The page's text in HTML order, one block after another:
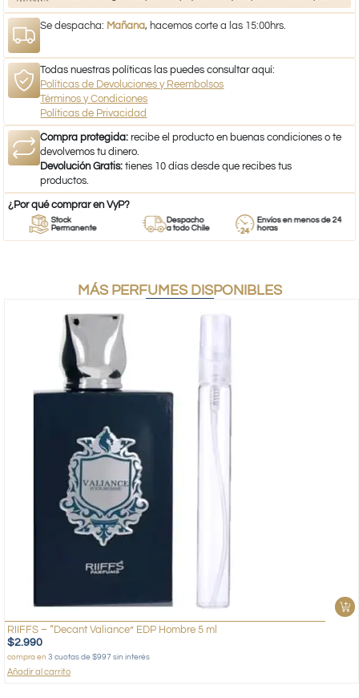
Se despacha: Mañana, hacemos corte a las 15:00hrs.
Todas nuestras políticas las puedes consultar aquí:
Políticas de Devoluciones y Reembolsos
Términos y Condiciones
Políticas de Privacidad
Compra protegida: recibe el producto en buenas condiciones o te
devolvemos tu dinero.
Devolución Gratis: tienes 10 días desde que recibes tus
productos.
¿Por qué comprar en VyP?
Stock
Permanente
Despacho
a todo Chile
Envíos en menos de 24
horas
MÁS PERFUMES DISPONIBLES
RIIFFS – “Decant Valiance” EDP Hombre 5 ml
$2.990
compra en 3 cuotas de $997 sin interés
Añadir al carrito